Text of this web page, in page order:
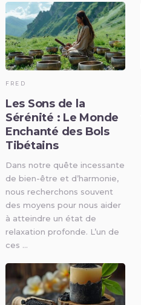
FRED
Les Sons de la
Sérénité : Le Monde
Enchanté des Bols
Tibétains
Dans notre quête incessante
de bien-être et d’harmonie,
nous recherchons souvent
des moyens pour nous aider
à atteindre un état de
relaxation profonde. L’un de
ces …